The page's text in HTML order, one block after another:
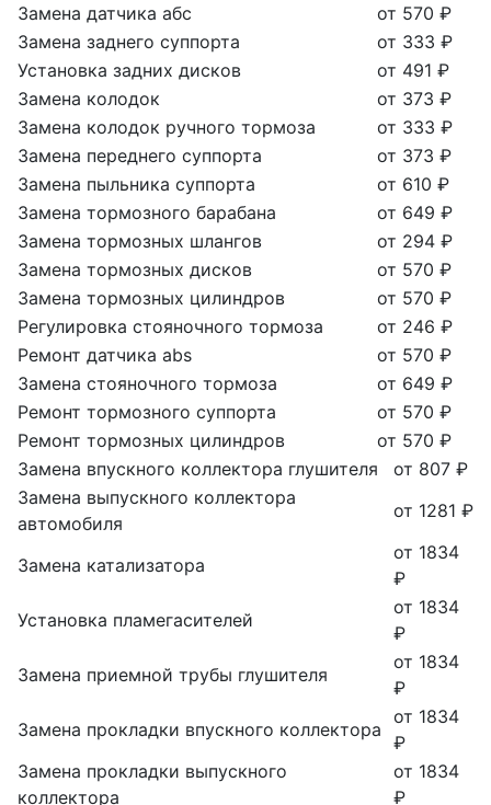
Замена датчика абс
от 570 ₽
Замена заднего суппорта
от 333 ₽
Установка задних дисков
от 491 ₽
Замена колодок
от 373 ₽
Замена колодок ручного тормоза
от 333 ₽
Замена переднего суппорта
от 373 ₽
Замена пыльника суппорта
от 610 ₽
Замена тормозного барабана
от 649 ₽
Замена тормозных шлангов
от 294 ₽
Замена тормозных дисков
от 570 ₽
Замена тормозных цилиндров
от 570 ₽
Регулировка стояночного тормоза
от 246 ₽
Ремонт датчика abs
от 570 ₽
Замена стояночного тормоза
от 649 ₽
Ремонт тормозного суппорта
от 570 ₽
Ремонт тормозных цилиндров
от 570 ₽
Замена впускного коллектора глушителя
от 807 ₽
Замена выпускного коллектора
автомобиля
от 1281 ₽
Замена катализатора
от 1834
₽
Установка пламегасителей
от 1834
₽
Замена приемной трубы глушителя
от 1834
₽
Замена прокладки впускного коллектора
от 1834
₽
Замена прокладки выпускного
коллектора
от 1834
₽